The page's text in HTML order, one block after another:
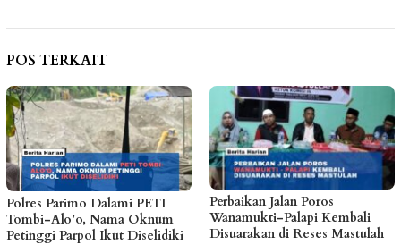
POS TERKAIT
Polres Parimo Dalami PETI
Tombi-Alo’o, Nama Oknum
Petinggi Parpol Ikut Diselidiki
Perbaikan Jalan Poros
Wanamukti-Palapi Kembali
Disuarakan di Reses Mastulah